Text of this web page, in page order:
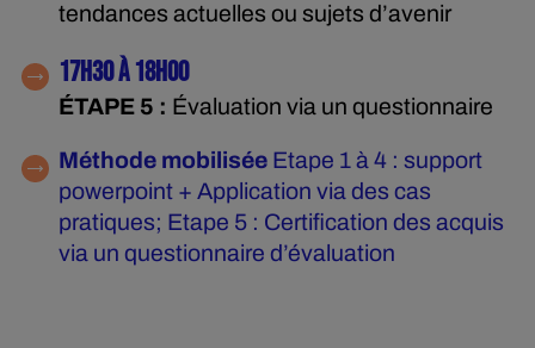
tendances actuelles ou sujets d’avenir
17H30 À 18H00
ÉTAPE 5 : Évaluation via un questionnaire
Méthode mobilisée Etape 1 à 4 : support
powerpoint + Application via des cas
pratiques; Etape 5 : Certification des acquis
via un questionnaire d’évaluation